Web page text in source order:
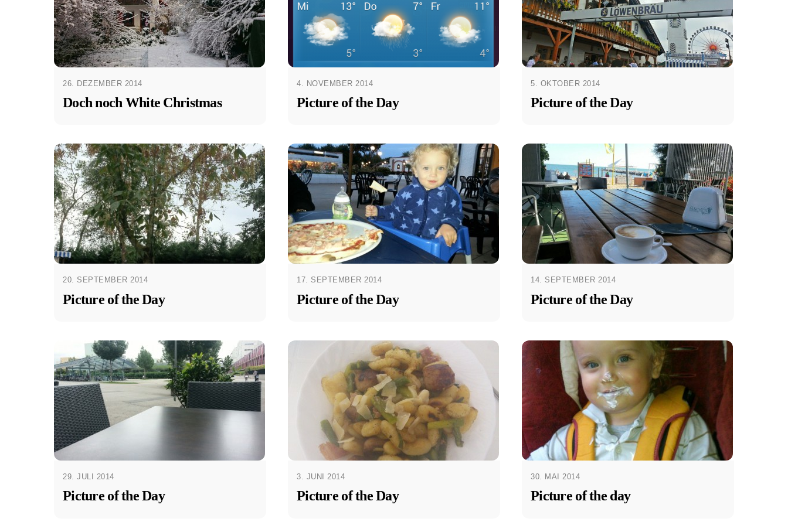
26. DEZEMBER 2014
Doch noch White Christmas
4. NOVEMBER 2014
Picture of the Day
5. OKTOBER 2014
Picture of the Day
20. SEPTEMBER 2014
Picture of the Day
17. SEPTEMBER 2014
Picture of the Day
14. SEPTEMBER 2014
Picture of the Day
29. JULI 2014
Picture of the Day
3. JUNI 2014
Picture of the Day
30. MAI 2014
Picture of the day